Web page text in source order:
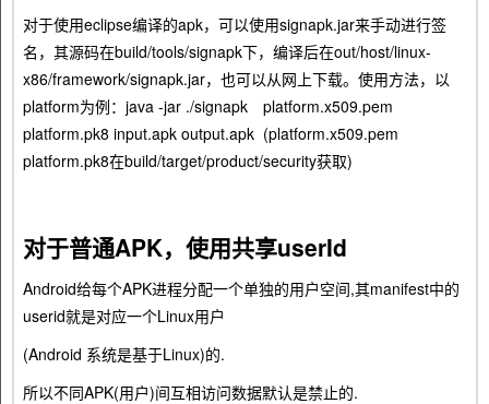
对于使用eclipse编译的apk，可以使用signapk.jar来手动进行签
名，其源码在build/tools/signapk下，编译后在out/host/linux-
x86/framework/signapk.jar，也可以从网上下载。使用方法，以
platform为例：java -jar ./signapk platform.x509.pem
platform.pk8 input.apk output.apk (platform.x509.pem
platform.pk8在build/target/product/security获取)
对于普通APK，使用共享userId
Android给每个APK进程分配一个单独的用户空间,其manifest中的
userid就是对应一个Linux用户
(Android 系统是基于Linux)的.
所以不同APK(用户)间互相访问数据默认是禁止的.